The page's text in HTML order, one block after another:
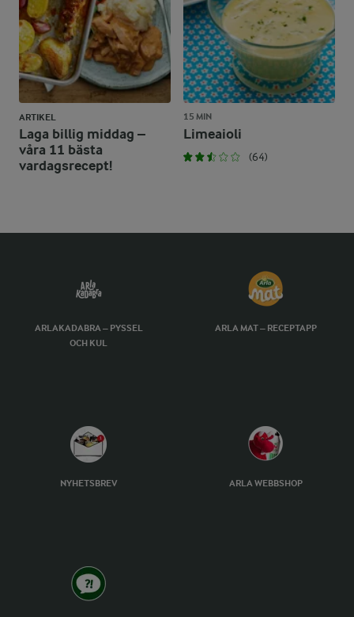
ARTIKEL
Laga billig middag –
våra 11 bästa
vardagsrecept!
15 MIN
Limeaioli
(64)
ARLAKADABRA – PYSSEL
OCH KUL
ARLA MAT – RECEPTAPP
NYHETSBREV ARLA WEBBSHOP